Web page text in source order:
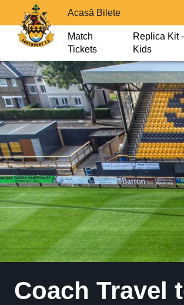
Acasă Bilete
Match
Tickets
Replica Kit
Kids
Coach Travel